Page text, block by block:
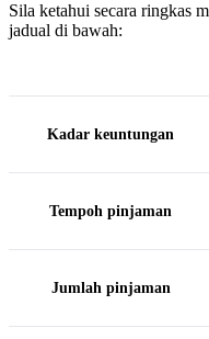
Sila ketahui secara ringkas
jadual di bawah:
Kadar keuntungan
Tempoh pinjaman
Jumlah pinjaman